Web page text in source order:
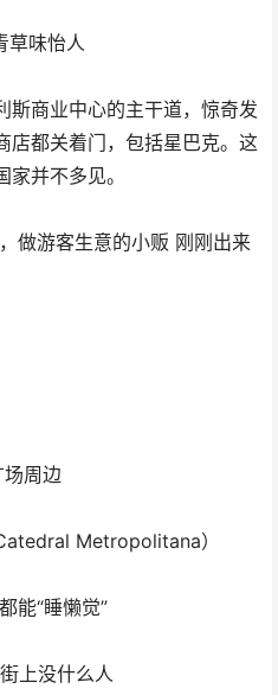
草味怡人
斯商业中心的主干道，惊奇发
店都关着门，包括星巴克。这
并不多见。
做游客生意的小贩 刚刚出来
场周边
Metropolitana）
能“睡懒觉”
上没什么人